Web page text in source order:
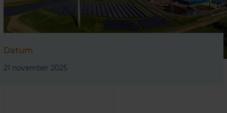
Datum
21 november 2025